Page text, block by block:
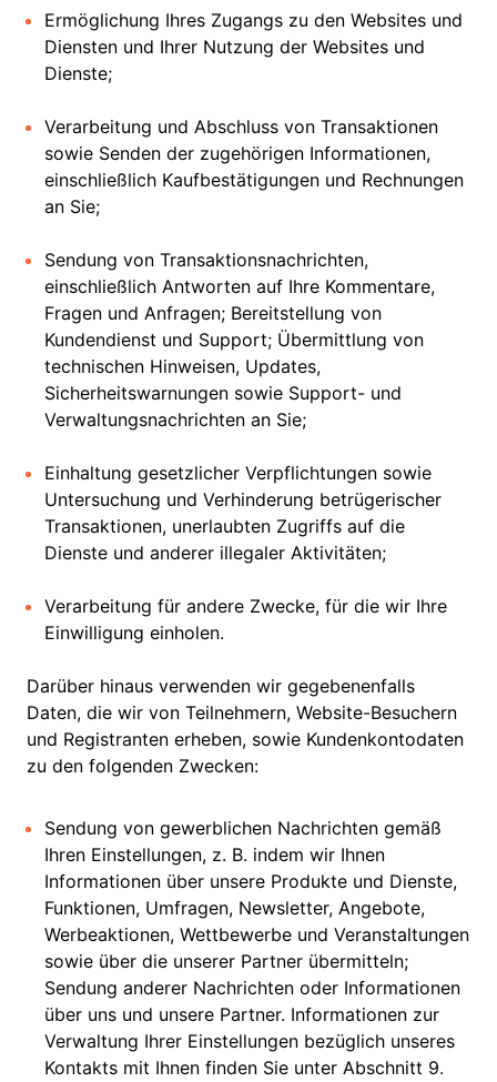
Ermöglichung Ihres Zugangs zu den Websites und
Diensten und Ihrer Nutzung der Websites und
Dienste;
Verarbeitung und Abschluss von Transaktionen
sowie Senden der zugehörigen Informationen,
einschließlich Kaufbestätigungen und Rechnungen
an Sie;
Sendung von Transaktionsnachrichten,
einschließlich Antworten auf Ihre Kommentare,
Fragen und Anfragen; Bereitstellung von
Kundendienst und Support; Übermittlung von
technischen Hinweisen, Updates,
Sicherheitswarnungen sowie Support- und
Verwaltungsnachrichten an Sie;
Einhaltung gesetzlicher Verpflichtungen sowie
Untersuchung und Verhinderung betrügerischer
Transaktionen, unerlaubten Zugriffs auf die
Dienste und anderer illegaler Aktivitäten;
Verarbeitung für andere Zwecke, für die wir Ihre
Einwilligung einholen.
Darüber hinaus verwenden wir gegebenenfalls
Daten, die wir von Teilnehmern, Website-Besuchern
und Registranten erheben, sowie Kundenkontodaten
zu den folgenden Zwecken:
Sendung von gewerblichen Nachrichten gemäß
Ihren Einstellungen, z. B. indem wir Ihnen
Informationen über unsere Produkte und Dienste,
Funktionen, Umfragen, Newsletter, Angebote,
Werbeaktionen, Wettbewerbe und Veranstaltungen
sowie über die unserer Partner übermitteln;
Sendung anderer Nachrichten oder Informationen
über uns und unsere Partner. Informationen zur
Verwaltung Ihrer Einstellungen bezüglich unseres
Kontakts mit Ihnen finden Sie unter Abschnitt 9.